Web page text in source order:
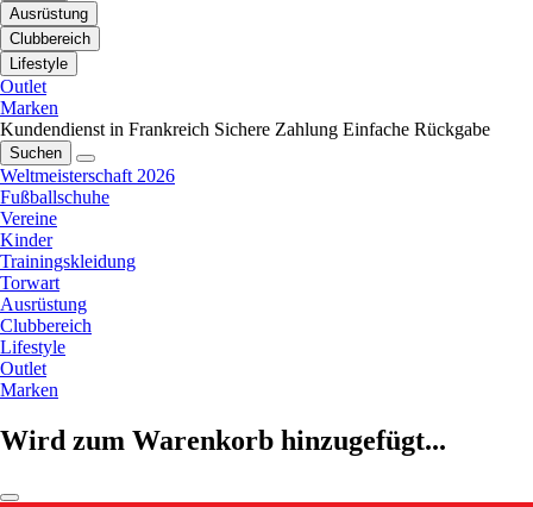
Ausrüstung
Clubbereich
Lifestyle
Outlet
Marken
Kundendienst in Frankreich Sichere Zahlung Einfache Rückgabe
Suchen
Weltmeisterschaft 2026
Fußballschuhe
Vereine
Kinder
Trainingskleidung
Torwart
Ausrüstung
Clubbereich
Lifestyle
Outlet
Marken
Wird zum Warenkorb hinzugefügt...